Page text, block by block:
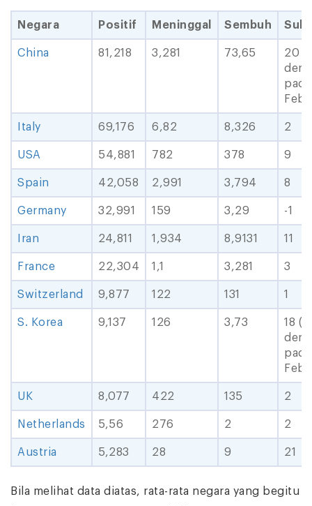
Negara Positif Meninggal Sembuh
China 81,218 3,281 73,65
20 (
Italy 69,176 6,82 8,326 2
USA 54,881 782 378 9
Spain 42,058 2,991 3,794 8
Germany 32,991 159 3,29 -1
Iran 24,811 1,934 8,9131 11
France 22,304 1,1 3,281 3
Switzerland 9,877 122 131 1
S. Korea 9,137 126 3,73
18 ( 3
UK 8,077 422 135 2
Netherlands 5,56 276 2 2
Austria 5,283 28 9 21
Bila melihat data diatas, rata-rata negara yang begitu